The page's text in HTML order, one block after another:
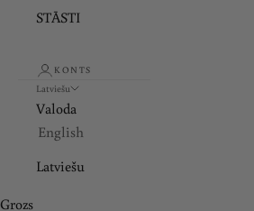
STĀSTI
KONTS
Latviešu
Valoda
English
Latviešu
Grozs